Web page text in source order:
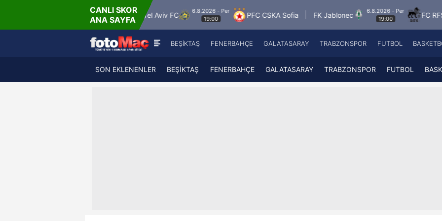
CANLI SKOR
ANA SAYFA
Maccabi Tel Aviv FC
6.8.2026 - Per
19:00
PFC CSKA Sofia FK Jablonec
6.8.2026 - Per
19:00
FC RFS Paide
Fenerbahçe
Galatasaray
A
BEŞİKTAŞ FENERBAHÇE GALATASARAY TRABZONSPOR FUTBOL
SON EKLENENLER BEŞİKTAŞ FENERBAHÇE GALATASARAY TRABZONSPOR FUTBOL